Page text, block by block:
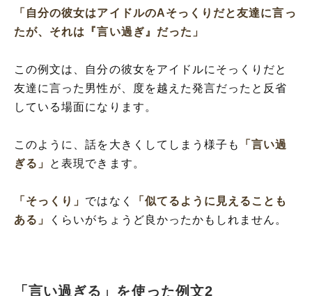
「自分の彼女はアイドルのAそっくりだと友達に言っ
たが、それは『言い過ぎ』だった」
この例文は、自分の彼女をアイドルにそっくりだと
友達に言った男性が、度を越えた発言だったと反省
している場面になります。
このように、話を大きくしてしまう様子も
「言い過
ぎる」
と表現できます。
「そっくり」 ではなく
「似てるように見えることも
ある」
くらいがちょうど良かったかもしれません。
「言い過ぎる」を使った例文2